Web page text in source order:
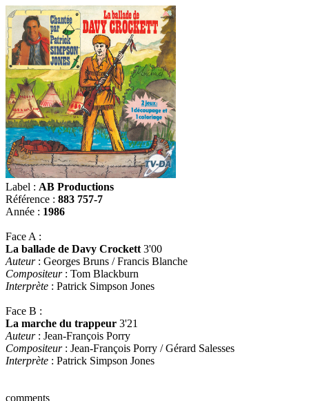
Label : AB Productions
Référence : 883 757-7
Année : 1986
Face A :
La ballade de Davy Crockett 3'00
Auteur: Georges Bruns / Francis Blanche
Compositeur: Tom Blackburn
Interprète : Patrick Simpson Jones
Face B :
La marche du trappeur 3'21
Auteur: Jean-François Porry
Compositeur: Jean-François Porry / Gérard Salesses
Interprète : Patrick Simpson Jones
comments